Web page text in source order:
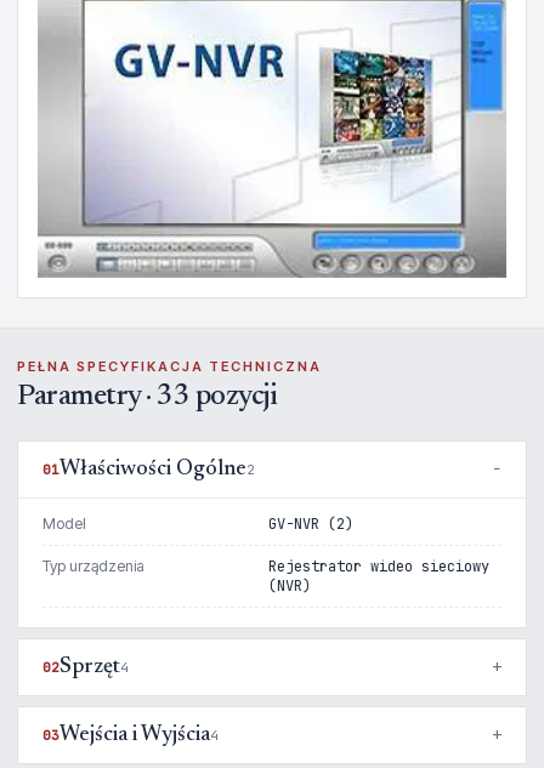
PEŁNA SPECYFIKACJA TECHNICZNA
Parametry · 33 pozycji
01Właściwości Ogólne2
Model GV-NVR (2)
Typ urządzenia
Rejestrator wideo sieciowy
(NVR)
02Sprzęt4
03Wejścia i Wyjścia4